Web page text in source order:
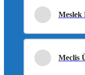
Meslek
Meclis